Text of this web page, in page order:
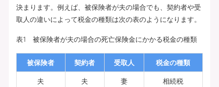
決まります。例えば、被保険者が夫の場合でも、契約者や受
取人の違いによって税金の種類は次の表のようになります。
表1 被保険者が夫の場合の死亡保険金にかかる税金の種類
被保険者 契約者 受取人 税金の種類
夫 夫 妻 相続税